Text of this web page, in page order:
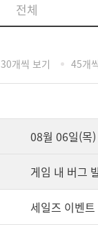
전체
30개씩 보기 45개
08월 06일(목
게임 내 버그
세일즈 이벤